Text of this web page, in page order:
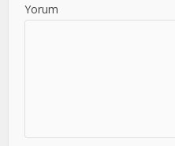
Yorum